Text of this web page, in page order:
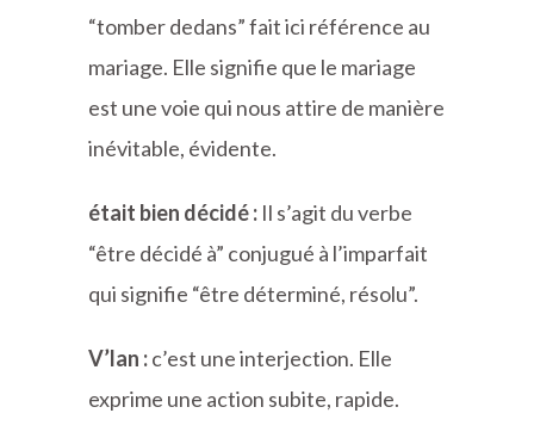
“tomber dedans” fait ici référence au
mariage. Elle signifie que le mariage
est une voie qui nous attire de manière
inévitable, évidente.
était bien décidé : Il s’agit du verbe
“être décidé à” conjugué à l’imparfait
qui signifie “être déterminé, résolu”.
V’lan :c’est une interjection. Elle
exprime une action subite, rapide.